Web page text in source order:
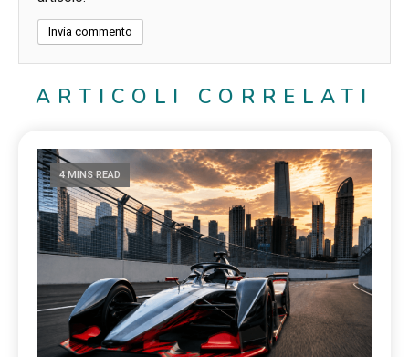
ARTICOLI CORRELATI
4 MINS READ